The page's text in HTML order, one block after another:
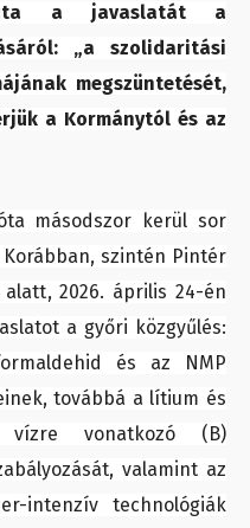
a javaslatát a
„a szolidaritási
megszüntetését,
a Kormánytól és az
másodszor kerül sor
szintén Pintér
2026. április 24-én
a győri közgyűlés:
és az NMP
továbbá a lítium és
vonatkozó (B)
valamint az
intenzív technológiák